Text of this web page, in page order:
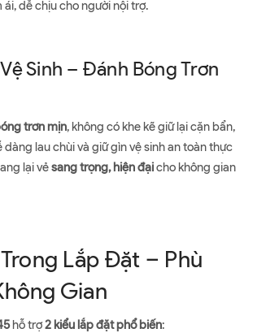
dễ chịu cho người nội trợ.
Sinh – Đánh Bóng Trơn
trơn mịn, không có khe kẽ giữ lại cặn bẩn,
lau chùi và giữ gìn vệ sinh an toàn thực
lại vẻsang trọng, hiện đạicho không gian
Lắp Đặt – Phù
Gian
hỗ trợ2 kiểu lắp đặt phổ biến: